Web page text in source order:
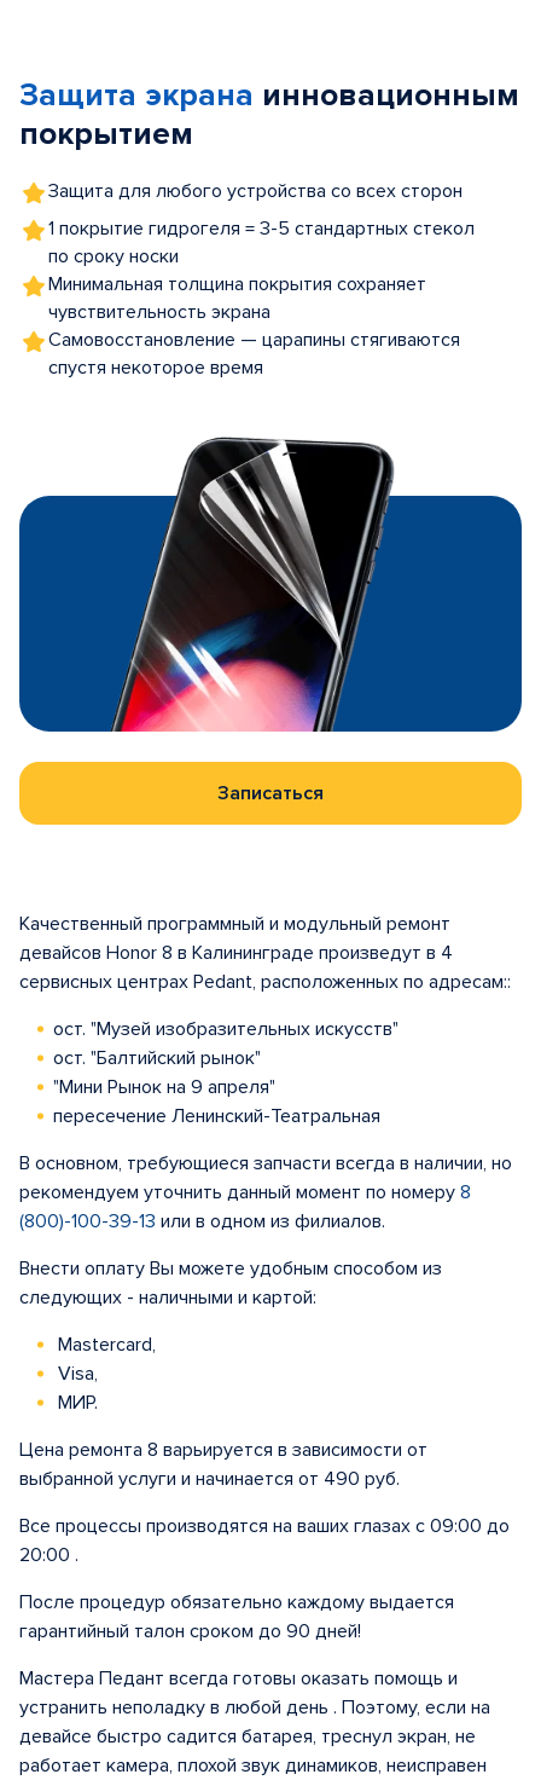
5
Защита экрана инновационным
покрытием
Защита для любого устройства со всех сторон
1 покрытие гидрогеля = 3-5 стандартных стекол
по сроку носки
Минимальная толщина покрытия сохраняет
чувствительность экрана
Самовосстановление — царапины стягиваются
спустя некоторое время
Записаться
Качественный программный и модульный ремонт
девайсов Honor 8 в Калининграде произведут в 4
сервисных центрах Pedant, расположенных по адресам::
ост. "Музей изобразительных искусств"
ост. "Балтийский рынок"
"Мини Рынок на 9 апреля"
пересечение Ленинский-Театральная
В основном, требующиеся запчасти всегда в наличии, но
рекомендуем уточнить данный момент по номеру 8
(800)-100-39-13 или в одном из филиалов.
Внести оплату Вы можете удобным способом из
следующих - наличными и картой:
Mastercard,
Visa,
МИР.
Цена ремонта 8 варьируется в зависимости от
выбранной услуги и начинается от 490 руб.
Все процессы производятся на ваших глазах с 09:00 до
20:00 .
После процедур обязательно каждому выдается
гарантийный талон сроком до 90 дней!
Мастера Педант всегда готовы оказать помощь и
устранить неполадку в любой день . Поэтому, если на
девайсе быстро садится батарея, треснул экран, не
работает камера, плохой звук динамиков, неисправен